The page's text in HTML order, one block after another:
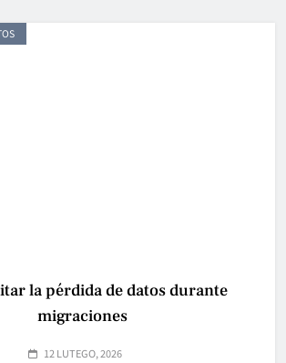
la pérdida de datos durante
migraciones
12 LUTEGO, 2026